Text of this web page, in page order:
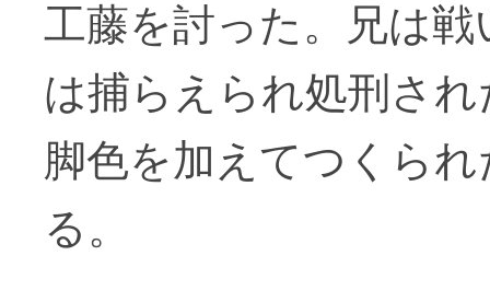
工藤を討った。兄は
は捕らえられ処刑さ
脚色を加えてつくら
る。